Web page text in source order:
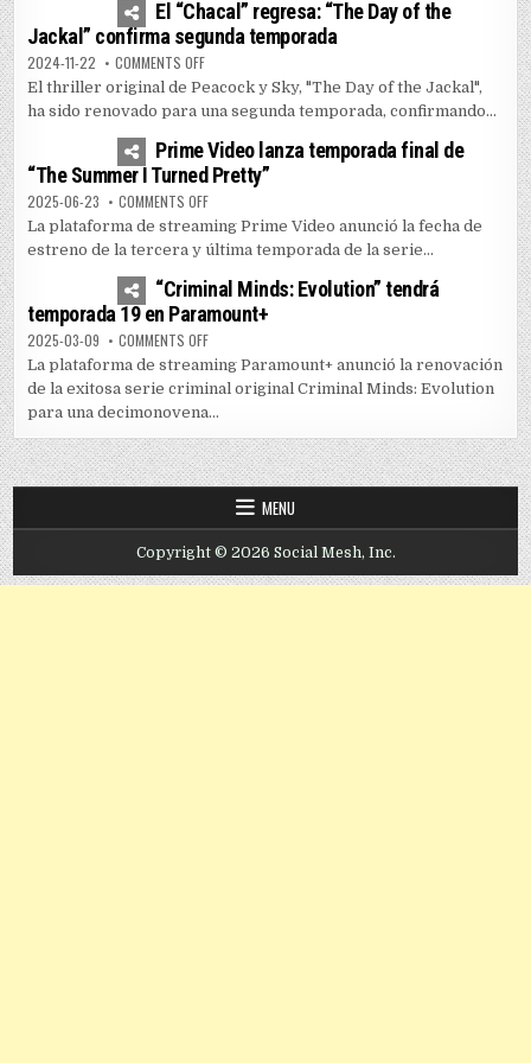
El “Chacal” regresa: “The Day of the
Jackal” confirma segunda temporada
2024-11-22 COMMENTS OFFON EL “CHACAL” REGRESA: “THE DAY OF THE JACKAL”
El thriller original de Peacock y Sky, "The Day of the Jackal",
ha sido renovado para una segunda temporada, confirmando...
1 5162
Prime Video lanza temporada final de
“The Summer I Turned Pretty”
2025-06-23 COMMENTS OFFON PRIME VIDEO LANZA TEMPORADA FINAL DE “THE
La plataforma de streaming Prime Video anunció la fecha de
estreno de la tercera y última temporada de la serie...
0 3598
“Criminal Minds: Evolution” tendrá
temporada 19 en Paramount+
2025-03-09 COMMENTS OFFON “CRIMINAL MINDS: EVOLUTION” TENDRÁ
La plataforma de streaming Paramount+ anunció la renovación
de la exitosa serie criminal original Criminal Minds: Evolution
para una decimonovena...
MENU
Copyright © 2026 Social Mesh, Inc.